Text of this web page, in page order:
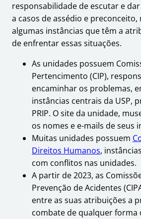
responsabilidade de escutar e
a casos de assédio e preconceito,
algumas instâncias que têm a
de enfrentar essas situações.
As unidades possuem
Pertencimento (CIP),
encaminhar os problemas,
instâncias centrais da USP,
PRIP. O site da unidade,
os nomes e e-mails de seus
Muitas unidades possuem
Direitos Humanos,
com conflitos nas unidades.
A partir de 2023, as
Prevenção de Acidentes
entre as suas atribuições a
combate de qualquer forma